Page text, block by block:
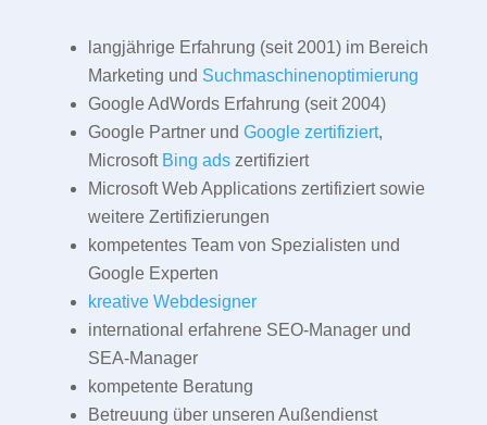
langjährige Erfahrung (seit 2001) im Bereich
Marketing und Suchmaschinenoptimierung
Google AdWords Erfahrung (seit 2004)
Google Partner und Google zertifiziert,
Microsoft Bing adszertifiziert
Microsoft Web Applications zertifiziert sowie
weitere Zertifizierungen
kompetentes Team von Spezialisten und
Google Experten
kreative Webdesigner
international erfahrene SEO-Manager und
SEA-Manager
kompetente Beratung
Betreuung über unseren Außendienst